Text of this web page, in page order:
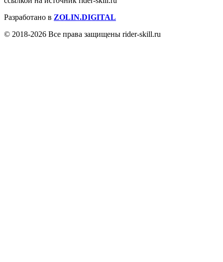
Разработано в ZOLIN.DIGITAL
© 2018-2026 Все права защищены rider-skill.ru